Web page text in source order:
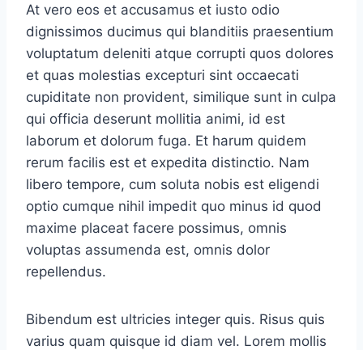
At vero eos et accusamus et iusto odio
dignissimos ducimus qui blanditiis praesentium
voluptatum deleniti atque corrupti quos dolores
et quas molestias excepturi sint occaecati
cupiditate non provident, similique sunt in culpa
qui officia deserunt mollitia animi, id est
laborum et dolorum fuga. Et harum quidem
rerum facilis est et expedita distinctio. Nam
libero tempore, cum soluta nobis est eligendi
optio cumque nihil impedit quo minus id quod
maxime placeat facere possimus, omnis
voluptas assumenda est, omnis dolor
repellendus.
Bibendum est ultricies integer quis. Risus quis
varius quam quisque id diam vel. Lorem mollis